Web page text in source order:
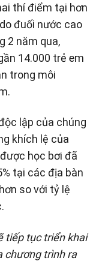
thí điểm tại hơn
đuối nước cao
2 năm qua,
14.000 trẻ em
trong môi
lập của chúng
khích lệ của
học bơi đã
tại các địa bàn
so với tỷ lệ
tiếp tục triển khai
chương trình ra